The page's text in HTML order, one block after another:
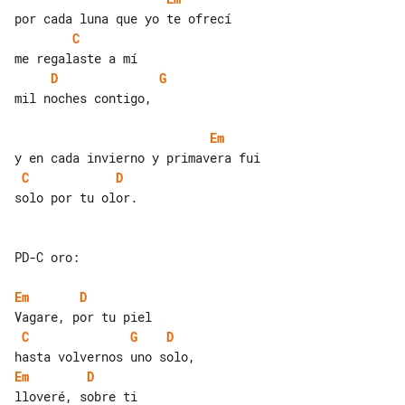
C
D
G
mil noches contigo,
Em
C
D
solo por tu olor.
PD-C oro:
Em
D
C
G
D
Em
D